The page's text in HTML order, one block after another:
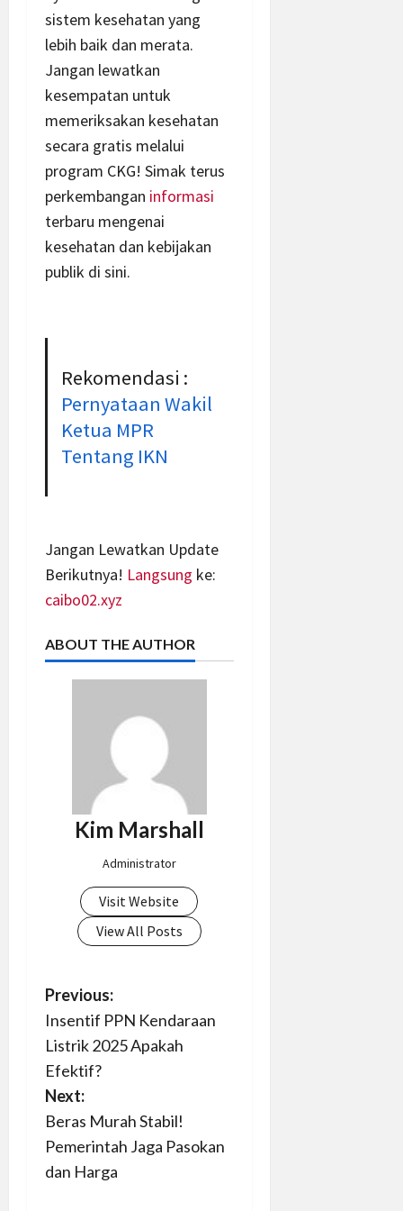
sistem kesehatan yang
lebih baik dan merata.
Jangan lewatkan
kesempatan untuk
memeriksakan kesehatan
secara gratis melalui
program CKG! Simak terus
perkembangan informasi
terbaru mengenai
kesehatan dan kebijakan
publik di sini.
Rekomendasi :
Pernyataan Wakil
Ketua MPR
Tentang IKN
Jangan Lewatkan Update
Berikutnya! Langsung ke:
caibo02.xyz
ABOUT THE AUTHOR
Kim Marshall
Administrator
Visit Website
View All Posts
P
o
s
t
n
Previous:
Insentif PPN Kendaraan
Listrik 2025 Apakah
Efektif?
Next:
Beras Murah Stabil!
Pemerintah Jaga Pasokan
dan Harga